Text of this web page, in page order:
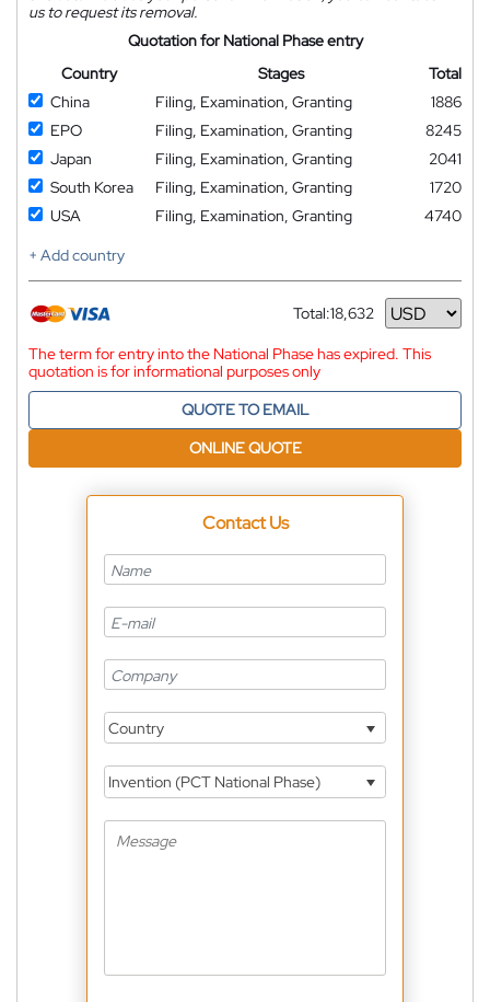
us to request its removal.
Quotation for National Phase entry
Country
Stages
Total
China
Filing, Examination, Granting
1886
EPO
Filing, Examination, Granting
8245
Japan
Filing, Examination, Granting
2041
South Korea
Filing, Examination, Granting
1720
USA
Filing, Examination, Granting
4740
+ Add country
Total:18,632
Currency
The term for entry into the National Phase has expired. This
quotation is for informational purposes only
QUOTE TO EMAIL
ONLINE QUOTE
Contact Us
Country
Invention (PCT National Phase)